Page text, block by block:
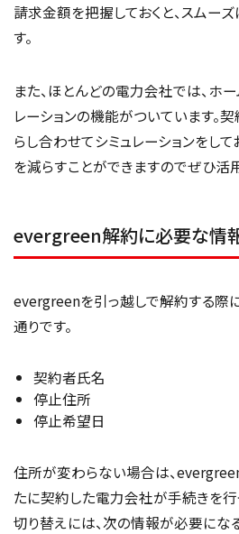
請求金額を把握しておくと、スムー
す。
また、ほとんどの電力会社では、ホ
レーションの機能がついています。
らし合わせてシミュレーションをし
を減らすことができますのでぜひ活
evergreen解約に必要な情
evergreenを引っ越しで解約する際
通りです。
契約者氏名
停止住所
停止希望日
住所が変わらない場合は、
たに契約した電力会社が手続きを行
切り替えには、次の情報が必要にな